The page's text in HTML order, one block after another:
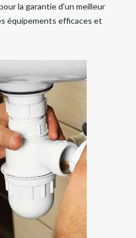
la garantie d'un meilleur
équipements efficaces et